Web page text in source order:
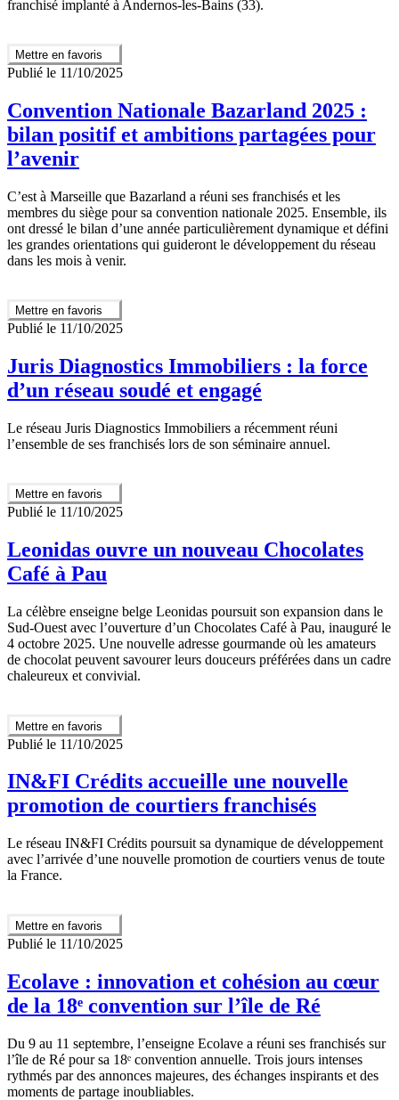
franchisé implanté à Andernos-les-Bains (33).
Mettre en favoris
Publié le 11/10/2025
Convention Nationale Bazarland 2025 :
bilan positif et ambitions partagées pour
l’avenir
C’est à Marseille que Bazarland a réuni ses franchisés et les
membres du siège pour sa convention nationale 2025. Ensemble, ils
ont dressé le bilan d’une année particulièrement dynamique et défini
les grandes orientations qui guideront le développement du réseau
dans les mois à venir.
Mettre en favoris
Publié le 11/10/2025
Juris Diagnostics Immobiliers : la force
d’un réseau soudé et engagé
Le réseau Juris Diagnostics Immobiliers a récemment réuni
l’ensemble de ses franchisés lors de son séminaire annuel.
Mettre en favoris
Publié le 11/10/2025
Leonidas ouvre un nouveau Chocolates
Café à Pau
La célèbre enseigne belge Leonidas poursuit son expansion dans le
Sud-Ouest avec l’ouverture d’un Chocolates Café à Pau, inauguré le
4 octobre 2025. Une nouvelle adresse gourmande où les amateurs
de chocolat peuvent savourer leurs douceurs préférées dans un cadre
chaleureux et convivial.
Mettre en favoris
Publié le 11/10/2025
IN&FI Crédits accueille une nouvelle
promotion de courtiers franchisés
Le réseau IN&FI Crédits poursuit sa dynamique de développement
avec l’arrivée d’une nouvelle promotion de courtiers venus de toute
la France.
Mettre en favoris
Publié le 11/10/2025
Ecolave : innovation et cohésion au cœur
de la 18ᵉ convention sur l’île de Ré
Du 9 au 11 septembre, l’enseigne Ecolave a réuni ses franchisés sur
l’île de Ré pour sa 18ᵉ convention annuelle. Trois jours intenses
rythmés par des annonces majeures, des échanges inspirants et des
moments de partage inoubliables.